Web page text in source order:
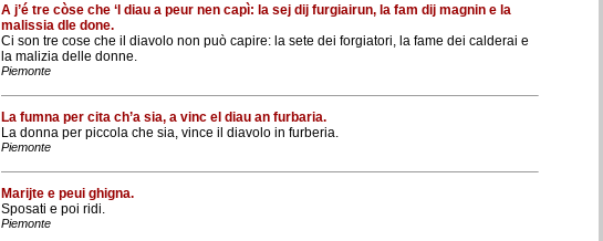
A j’é tre còse che ‘l diau a peur nen capì: la sej dij furgiairun, la fam dij magnin e la
malissia dle done.
Ci son tre cose che il diavolo non può capire: la sete dei forgiatori, la fame dei calderai e
la malizia delle donne.
Piemonte
La fumna per cita ch’a sia, a vinc el diau an furbaria.
La donna per piccola che sia, vince il diavolo in furberia.
Piemonte
Marijte e peui ghigna.
Sposati e poi ridi.
Piemonte